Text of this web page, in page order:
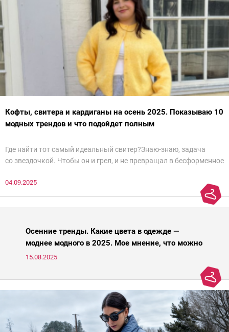
Кофты, свитера и кардиганы на осень 2025. Показываю 10
модных трендов и что подойдет полным
Где найти тот самый идеальный свитер?Знаю-знаю, задача
со звездочкой. Чтобы он и грел, и не превращал в бесформенное
паники.
04.09.2025
Осенние тренды. Какие цвета в одежде —
моднее модного в 2025. Мое мнение, что можно
носить, а что нет
15.08.2025